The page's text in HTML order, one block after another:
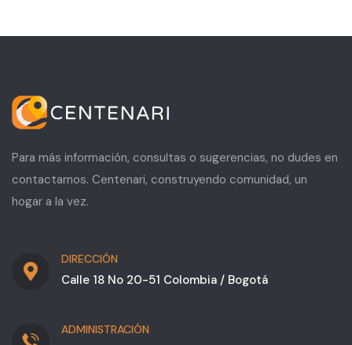
Para más información, consultas o sugerencias, no dudes en
contactarnos. Centenari, construyendo comunidad, un
hogar a la vez.
DIRECCIÓN
Calle 18 No 20-51 Colombia / Bogotá
ADMINISTRACIÓN